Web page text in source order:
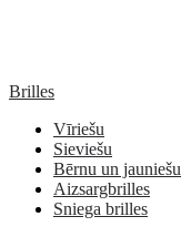
Brilles
Vīriešu
Sieviešu
Bērnu un jauniešu
Aizsargbrilles
Sniega brilles